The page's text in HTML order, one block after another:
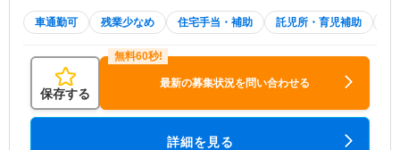
車通勤可 残業少なめ 住宅手当・補助 託児所・育児補助
保存する
最新の募集状況を問い合わせる
詳細を見る